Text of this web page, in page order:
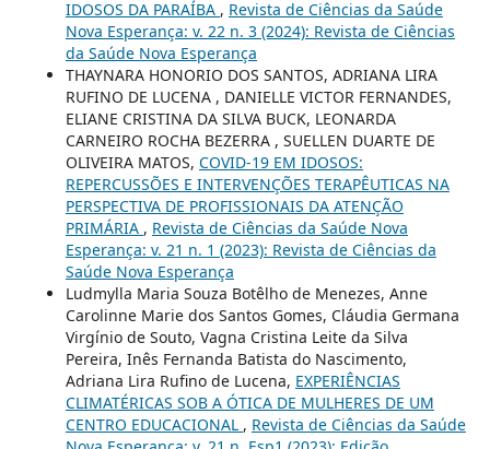
IDOSOS DA PARAÍBA , Revista de Ciências da Saúde
Nova Esperança: v. 22 n. 3 (2024): Revista de Ciências
da Saúde Nova Esperança
THAYNARA HONORIO DOS SANTOS, ADRIANA LIRA
RUFINO DE LUCENA , DANIELLE VICTOR FERNANDES,
ELIANE CRISTINA DA SILVA BUCK, LEONARDA
CARNEIRO ROCHA BEZERRA , SUELLEN DUARTE DE
OLIVEIRA MATOS, COVID-19 EM IDOSOS:
REPERCUSSÕES E INTERVENÇÕES TERAPÊUTICAS NA
PERSPECTIVA DE PROFISSIONAIS DA ATENÇÃO
PRIMÁRIA , Revista de Ciências da Saúde Nova
Esperança: v. 21 n. 1 (2023): Revista de Ciências da
Saúde Nova Esperança
Ludmylla Maria Souza Botêlho de Menezes, Anne
Carolinne Marie dos Santos Gomes, Cláudia Germana
Virgínio de Souto, Vagna Cristina Leite da Silva
Pereira, Inês Fernanda Batista do Nascimento,
Adriana Lira Rufino de Lucena, EXPERIÊNCIAS
CLIMATÉRICAS SOB A ÓTICA DE MULHERES DE UM
CENTRO EDUCACIONAL , Revista de Ciências da Saúde